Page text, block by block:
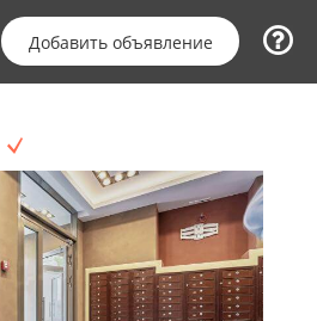
Добавить объявление